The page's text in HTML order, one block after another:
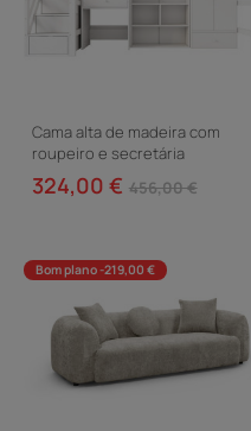
Cama alta de madeira com
roupeiro e secretária
integrados «Amélia» - 90 x 190
cm - Branco
324,00 € 456,00 €
Bom plano -219,00 €